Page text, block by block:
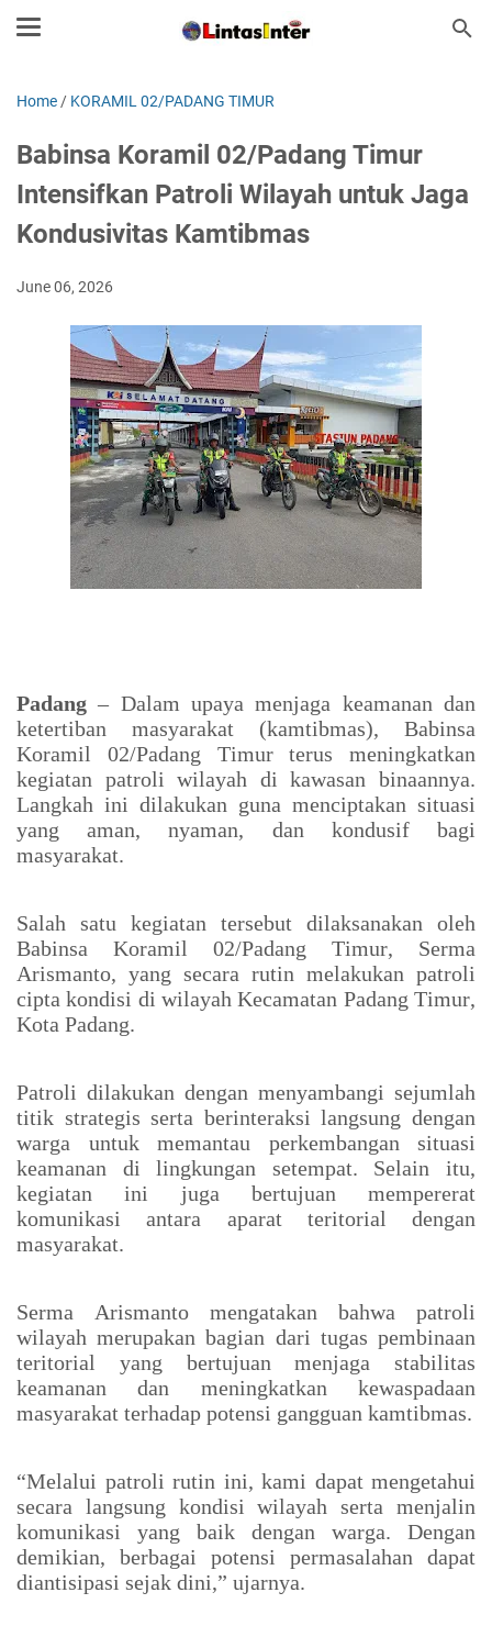
Home / KORAMIL 02/PADANG TIMUR
Babinsa Koramil 02/Padang Timur
Intensifkan Patroli Wilayah untuk Jaga
Kondusivitas Kamtibmas
June 06, 2026
Padang – Dalam upaya menjaga keamanan dan
ketertiban masyarakat (kamtibmas), Babinsa
Koramil 02/Padang Timur terus meningkatkan
kegiatan patroli wilayah di kawasan binaannya.
Langkah ini dilakukan guna menciptakan situasi
yang aman, nyaman, dan kondusif bagi
masyarakat.
Salah satu kegiatan tersebut dilaksanakan oleh
Babinsa Koramil 02/Padang Timur, Serma
Arismanto, yang secara rutin melakukan patroli
cipta kondisi di wilayah Kecamatan Padang Timur,
Kota Padang.
Patroli dilakukan dengan menyambangi sejumlah
titik strategis serta berinteraksi langsung dengan
warga untuk memantau perkembangan situasi
keamanan di lingkungan setempat. Selain itu,
kegiatan ini juga bertujuan mempererat
komunikasi antara aparat teritorial dengan
masyarakat.
Serma Arismanto mengatakan bahwa patroli
wilayah merupakan bagian dari tugas pembinaan
teritorial yang bertujuan menjaga stabilitas
keamanan dan meningkatkan kewaspadaan
masyarakat terhadap potensi gangguan kamtibmas.
“Melalui patroli rutin ini, kami dapat mengetahui
secara langsung kondisi wilayah serta menjalin
komunikasi yang baik dengan warga. Dengan
demikian, berbagai potensi permasalahan dapat
diantisipasi sejak dini,” ujarnya.